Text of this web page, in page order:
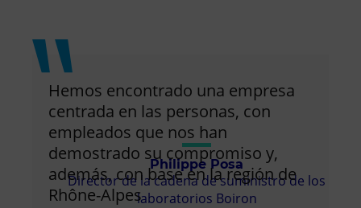
Hemos encontrado una empresa
centrada en las personas, con
empleados que nos han
demostrado su compromiso y,
además, con base en la región de
Rhône-Alpes
Philippe Posa
Director de la cadena de suministro de los
laboratorios Boiron